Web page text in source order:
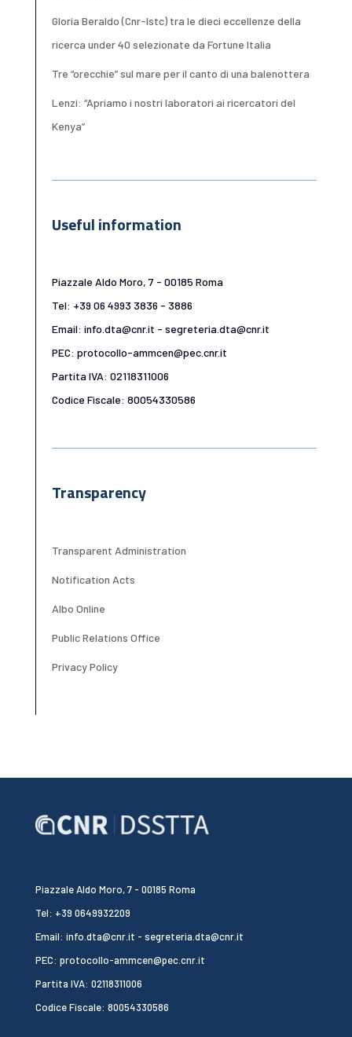
Gloria Beraldo (Cnr-Istc) tra le dieci eccellenze della
ricerca under 40 selezionate da Fortune Italia
Tre “orecchie” sul mare per il canto di una balenottera
Lenzi: “Apriamo i nostri laboratori ai ricercatori del
Kenya”
Useful information
Piazzale Aldo Moro, 7 - 00185 Roma
Tel: +39 06 4993 3836 - 3886
Email: info.dta@cnr.it - segreteria.dta@cnr.it
PEC: protocollo-ammcen@pec.cnr.it
Partita IVA: 02118311006
Codice Fiscale: 80054330586
Transparency
Transparent Administration
Notification Acts
Albo Online
Public Relations Office
Privacy Policy
Piazzale Aldo Moro, 7 - 00185 Roma
Tel: +39 0649932209
Email: info.dta@cnr.it - segreteria.dta@cnr.it
PEC: protocollo-ammcen@pec.cnr.it
Partita IVA: 02118311006
Codice Fiscale: 80054330586